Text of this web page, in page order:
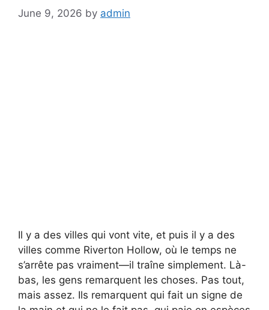
June 9, 2026 by admin
Il y a des villes qui vont vite, et puis il y a des
villes comme Riverton Hollow, où le temps ne
s’arrête pas vraiment—il traîne simplement. Là-
bas, les gens remarquent les choses. Pas tout,
mais assez. Ils remarquent qui fait un signe de